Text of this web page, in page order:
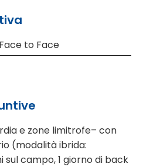
to Face
e zone limitrofe– con
(modalità ibrida:
campo, 1 giorno di back